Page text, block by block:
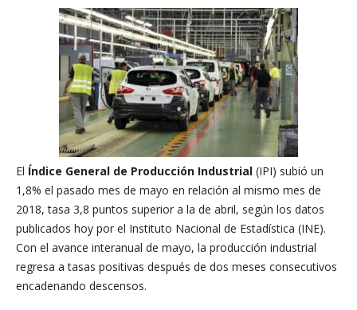
El Índice General de Producción Industrial (IPI) subió un
1,8% el pasado mes de mayo en relación al mismo mes de
2018, tasa 3,8 puntos superior a la de abril, según los datos
publicados hoy por el Instituto Nacional de Estadística (INE).
Con el avance interanual de mayo, la producción industrial
regresa a tasas positivas después de dos meses consecutivos
encadenando descensos.